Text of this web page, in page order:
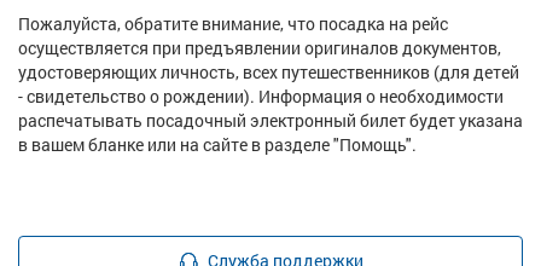
Пожалуйста, обратите внимание, что посадка на рейс
осуществляется при предъявлении оригиналов документов,
удостоверяющих личность, всех путешественников (для детей
- свидетельство о рождении). Информация о необходимости
распечатывать посадочный электронный билет будет указана
в вашем бланке или на сайте в разделе "Помощь".
Служба поддержки